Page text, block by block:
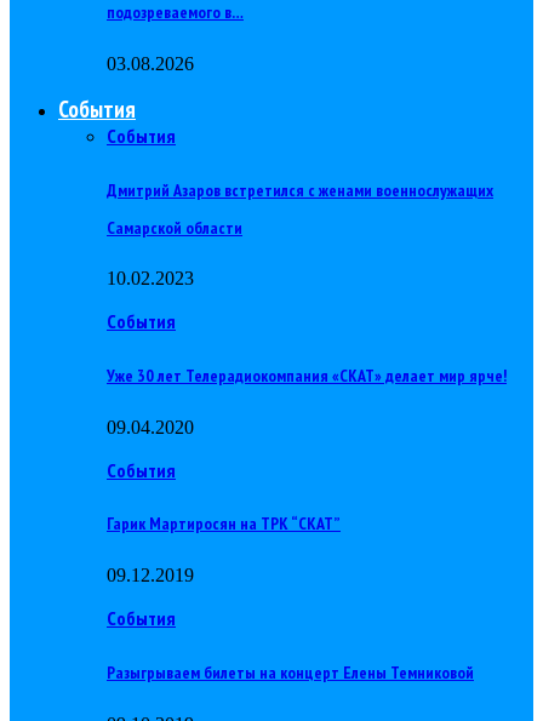
подозреваемого в…
03.08.2026
События
События
Дмитрий Азаров встретился с женами военнослужащих
Самарской области
10.02.2023
События
Уже 30 лет Телерадиокомпания «СКАТ» делает мир ярче!
09.04.2020
События
Гарик Мартиросян на ТРК “СКАТ”
09.12.2019
События
Разыгрываем билеты на концерт Елены Темниковой